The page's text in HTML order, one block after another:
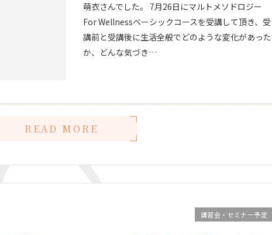
萌衣さんでした。 7月26日にマルトメソドロジー
For Wellnessベーシックコースを受講して頂き、受
講前と受講後に生活全般でどのような変化があった
か、どんな気づき…
READ MORE
講習会・セミナー予定